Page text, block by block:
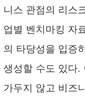
니스 관점의 리스
업별 벤치마킹 자
의 타당성을 입증
생성할 수도 있다.
가두지 않고 비즈